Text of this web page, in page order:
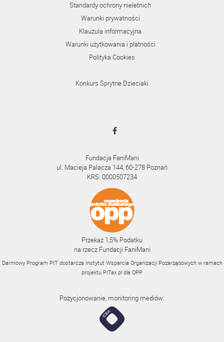
Standardy ochrony nieletnich
Warunki prywatności
Klauzula informacyjna
Warunki użytkowania i płatności
Polityka Cookies
Konkurs Sprytne Dzieciaki
Fundacja FaniMani
ul. Macieja Palacza 144, 60-278 Poznań
KRS: 0000507234
Przekaż 1,5% Podatku
na rzecz Fundacji FaniMani
Darmowy Program PIT dostarcza Instytut Wsparcia Organizacji Pozarządowych w ramach
projektu PITax.pl dla OPP
Pozycjonowanie, monitoring mediów: